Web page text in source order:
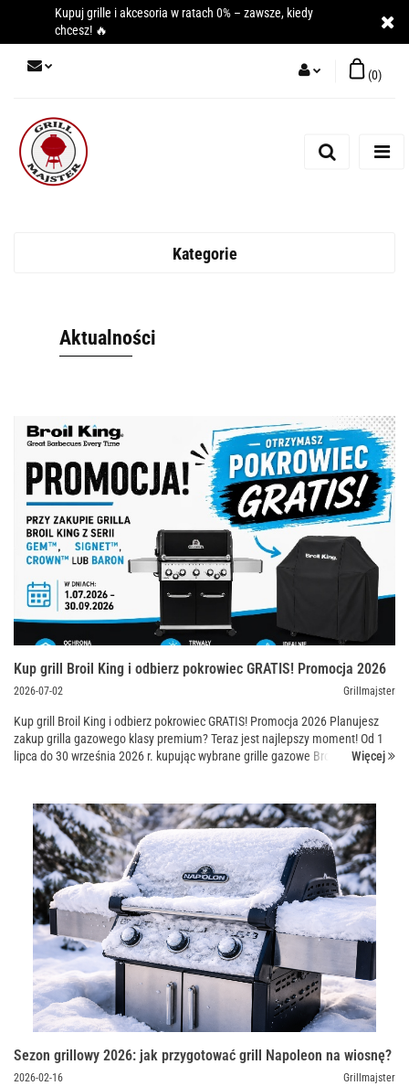
Kupuj grille i akcesoria w ratach 0% – zawsze, kiedy
chcesz! 🔥
Zarejestruj się
(0)
Kategorie
Aktualności
Kup grill Broil King i odbierz pokrowiec GRATIS! Promocja 2026
2026-07-02 Grillmajster
Kup grill Broil King i odbierz pokrowiec GRATIS! Promocja 2026 Planujesz
zakup grilla gazowego klasy premium? Teraz jest najlepszy moment! Od 1
lipca do 30 września 2026 r. kupując wybrane grille gazowe Broil King,Więcej
Sezon grillowy 2026: jak przygotować grill Napoleon na wiosnę?
2026-02-16 Grillmajster